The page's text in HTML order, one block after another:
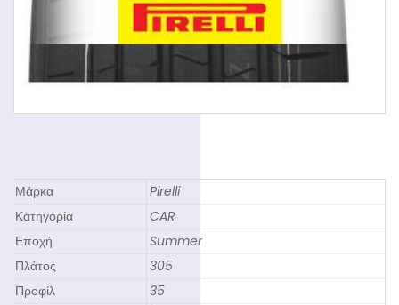
Μάρκα
Pirelli
Κατηγορία
CAR
Εποχή
Summer
Πλάτος
305
Προφίλ
35